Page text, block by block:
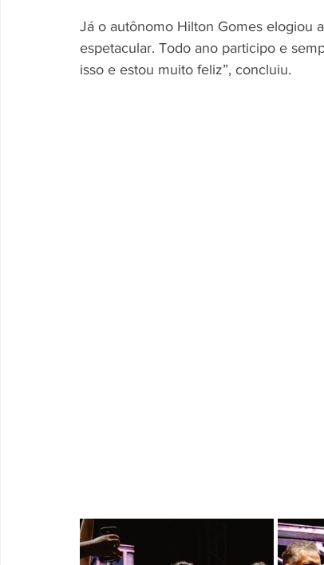
Já o autônomo Hilton Gomes elogiou
espetacular. Todo ano participo e
isso e estou muito feliz”, concluiu.